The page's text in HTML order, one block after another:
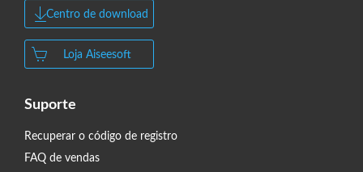
Centro de download
Loja Aiseesoft
Suporte
Recuperar o código de registro
FAQ de vendas